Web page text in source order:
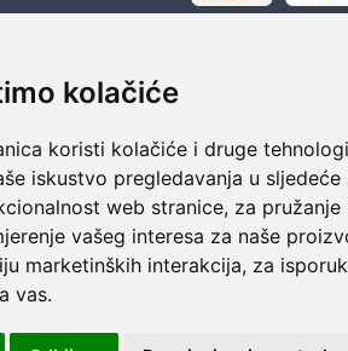
kolačiće
koristi kolačiće i druge
iskustvo pregledavanja u sljedeće
web stranice, za
vašeg interesa za naše
marketinških interakcija, za
vas.
podrška
na raspolaganju Do 24